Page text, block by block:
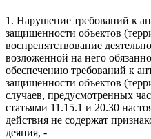
1. Нарушение требований к
защищенности объектов
воспрепятствование
возложенной на него
обеспечению требований к
защищенности объектов
случаев, предусмотренных
статьями 11.15.1 и 20.30
действия не содержат
деяния, -